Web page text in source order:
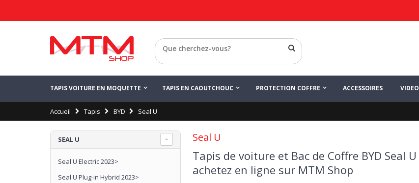
Retour
TAPIS VOITURE EN MOQUETTE TAPIS EN CAOUTCHOUC PROTECTION COFFRE ACCESSOIRES VIDEO
Accueil Tapis BYD Seal U
Seal U
Tapis de voiture et Bac de Coffre BYD Seal U
achetez en ligne sur MTM Shop
SEAL U
Seal U Electric 2023>
Seal U Plug-in Hybrid 2023>